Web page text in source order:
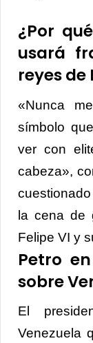
¿Por
usará
reyes de
«Nunca
símbolo
ver con
cabeza»,
la cena de
Felipe VI y
Petro
sobre
El
Venezuela